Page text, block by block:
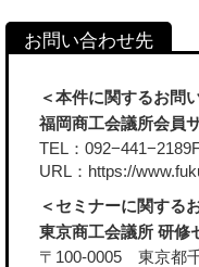
＜本件に関するお問
福岡商工会議所会員
TEL：
URL： https://
＜セミナーに関する
東京商工会議所 研修
〒100-0005 東京都